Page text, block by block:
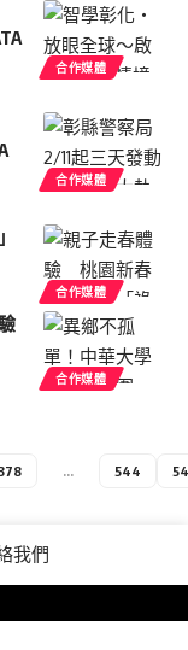
合作媒體
合作媒體
合作媒體
合作媒體
378 ... 544
我們